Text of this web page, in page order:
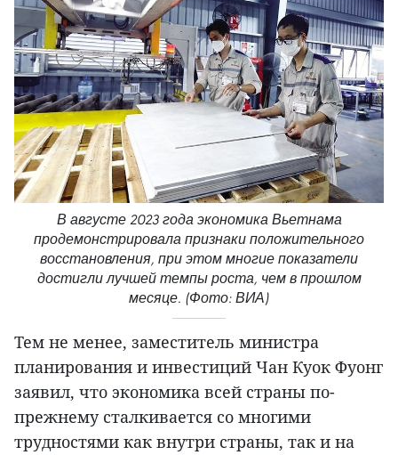
В августе 2023 года экономика Вьетнама
продемонстрировала признаки положительного
восстановления, при этом многие показатели
достигли лучшей темпы роста, чем в прошлом
месяце. (Фото: ВИА)
Тем не менее, заместитель министра
планирования и инвестиций Чан Куок Фуонг
заявил, что экономика всей страны по-
прежнему сталкивается со многими
трудностями как внутри страны, так и на